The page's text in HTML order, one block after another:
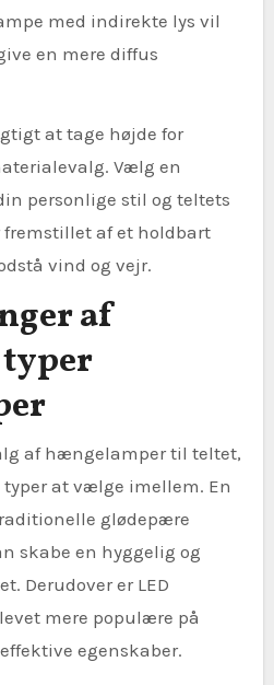
med indirekte lys vil
en mere diffus
at tage højde for
Vælg en
personlige stil og teltets
af et holdbart
vind og vejr.
af
af hængelamper til teltet,
at vælge imellem. En
glødepære
skabe en hyggelig og
Derudover er LED
mere populære på
egenskaber.